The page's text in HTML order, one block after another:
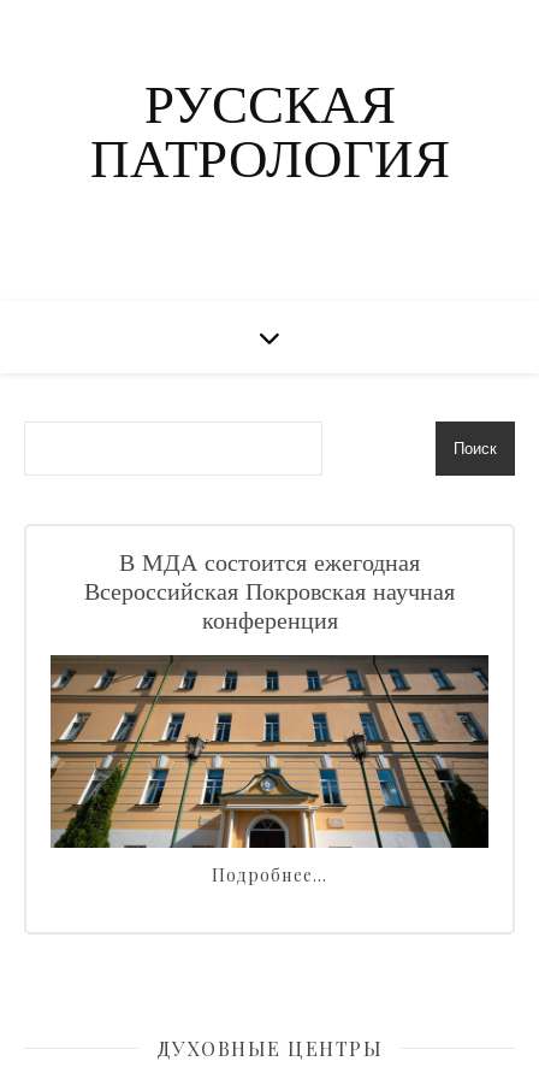
РУССКАЯ
ПАТРОЛОГИЯ
Поиск
В МДА состоится ежегодная
Всероссийская Покровская научная
конференция
Подробнее…
ДУХОВНЫЕ ЦЕНТРЫ